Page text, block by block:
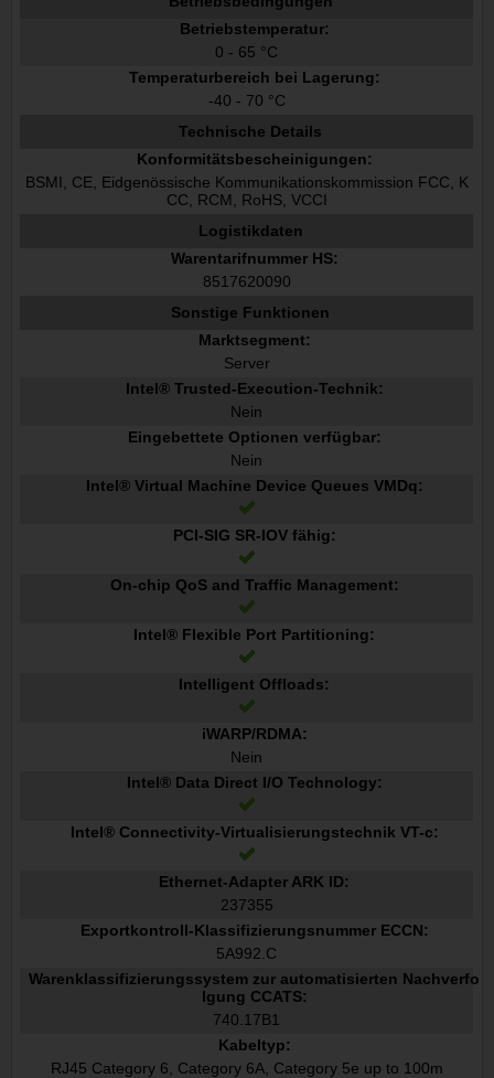
Betriebstemperatur:
0 - 65 °C
Temperaturbereich bei Lagerung:
-40 - 70 °C
Technische Details
Konformitätsbescheinigungen:
BSMI, CE, Eidgenössische Kommunikationskommission FCC, K
CC, RCM, RoHS, VCCI
Logistikdaten
Warentarifnummer HS:
8517620090
Sonstige Funktionen
Marktsegment:
Server
Intel® Trusted-Execution-Technik:
Nein
Eingebettete Optionen verfügbar:
Nein
Intel® Virtual Machine Device Queues VMDq:
PCI-SIG SR-IOV fähig:
On-chip QoS and Traffic Management:
Intel® Flexible Port Partitioning:
Intelligent Offloads:
iWARP/RDMA:
Nein
Intel® Data Direct I/O Technology:
Intel® Connectivity-Virtualisierungstechnik VT-c:
Ethernet-Adapter ARK ID:
237355
Exportkontroll-Klassifizierungsnummer ECCN:
5A992.C
Warenklassifizierungssystem zur automatisierten Nachverfo
lgung CCATS:
740.17B1
Kabeltyp:
RJ45 Category 6, Category 6A, Category 5e up to 100m